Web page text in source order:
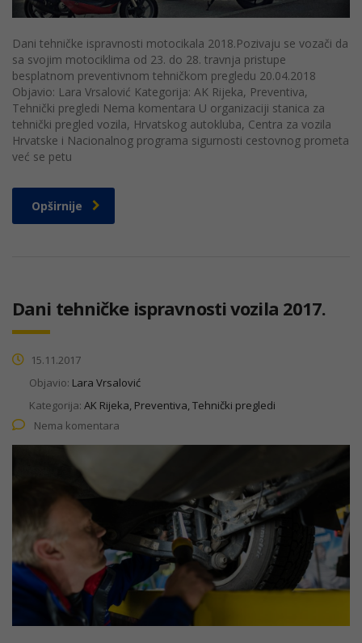
Dani tehničke ispravnosti motocikala 2018.Pozivaju se vozači da
sa svojim motociklima od 23. do 28. travnja pristupe
besplatnom preventivnom tehničkom pregledu 20.04.2018
Objavio: Lara Vrsalović Kategorija: AK Rijeka, Preventiva,
Tehnički pregledi Nema komentara U organizaciji stanica za
tehnički pregled vozila, Hrvatskog autokluba, Centra za vozila
Hrvatske i Nacionalnog programa sigurnosti cestovnog prometa
već se petu
Opširnije
Dani tehničke ispravnosti vozila 2017.
15.11.2017
Objavio: Lara Vrsalović
Kategorija: AK Rijeka, Preventiva, Tehnički pregledi
Nema komentara